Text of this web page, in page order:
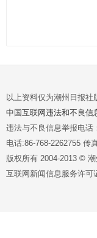
以上资料仅为潮州日报
中国互联网违法和不良信
违法与不良信息举报电话
电话:86-768-2262755 传
版权所有 2004-2013 ©
互联网新闻信息服务许可